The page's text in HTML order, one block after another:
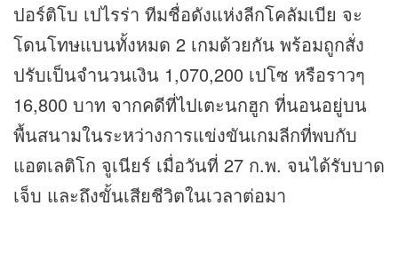
ปอร์ติโบ เปไรร่า ทีมชื่อดังแห่งลีกโคลัมเบีย จะ
โดนโทษแบนทั้งหมด 2 เกมด้วยกัน พร้อมถูกสั่ง
ปรับเป็นจำนวนเงิน 1,070,200 เปโซ หรือราวๆ
16,800 บาท จากคดีที่ไปเตะนกฮูก ที่นอนอยู่บน
พื้นสนามในระหว่างการแข่งขันเกมลีกที่พบกับ
แอตเลติโก จูเนียร์ เมื่อวันที่ 27 ก.พ. จนได้รับบาด
เจ็บ และถึงขั้นเสียชีวิตในเวลาต่อมา